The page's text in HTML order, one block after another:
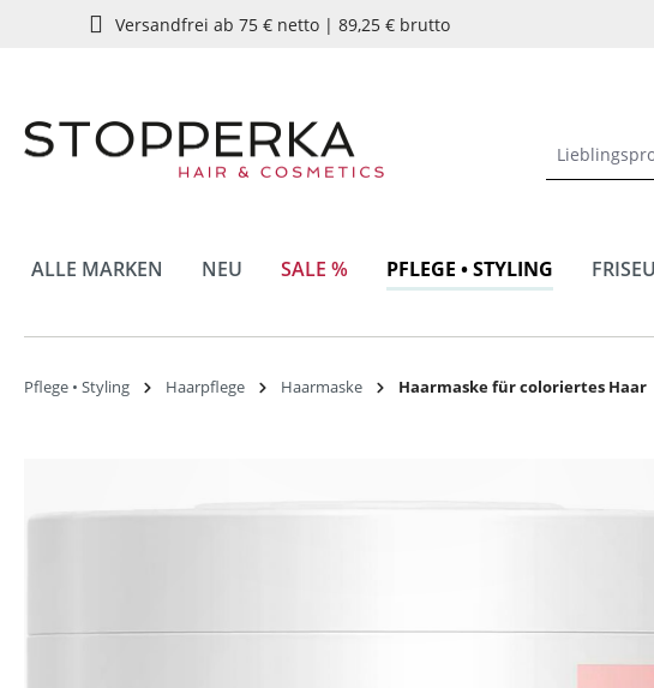
Zur Hauptnavigation springen
Versandfrei ab 75 € netto | 89,25 € brutto
ALLE MARKEN NEU SALE % PFLEGE • STYLING
Pflege • Styling Haarpflege Haarmaske Haarmaske für coloriertes Haar